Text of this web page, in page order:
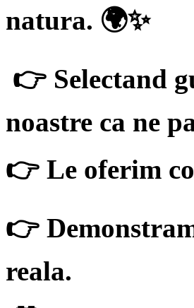
natura. 🌍✨
👉 Selectand
noastre ca ne
👉 Le oferim
👉
reala.